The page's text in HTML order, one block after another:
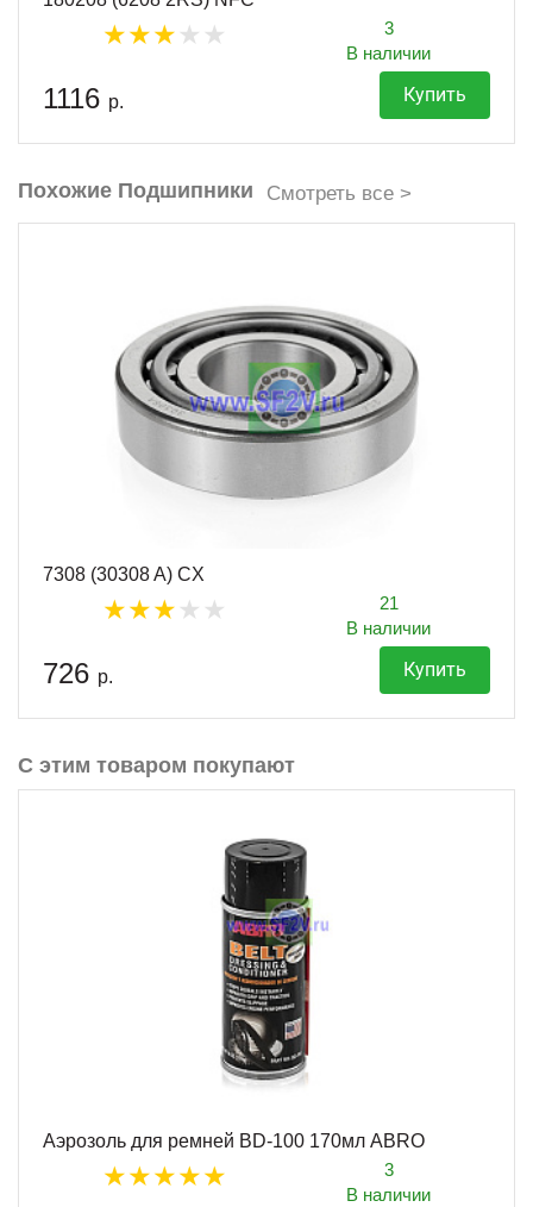
3
В наличии
1116 р. Купить
Похожие Подшипники Смотреть все >
7308 (30308 A) CX
21
В наличии
726 р. Купить
С этим товаром покупают
Аэрозоль для ремней BD-100 170мл ABRO
3
В наличии